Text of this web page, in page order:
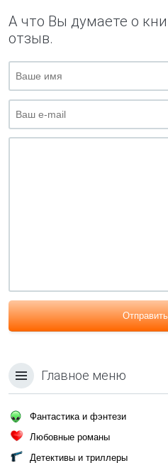
А что Вы думаете о
отзыв.
Главное меню
Фантастика и фэнтези
Любовные романы
Детективы и триллеры